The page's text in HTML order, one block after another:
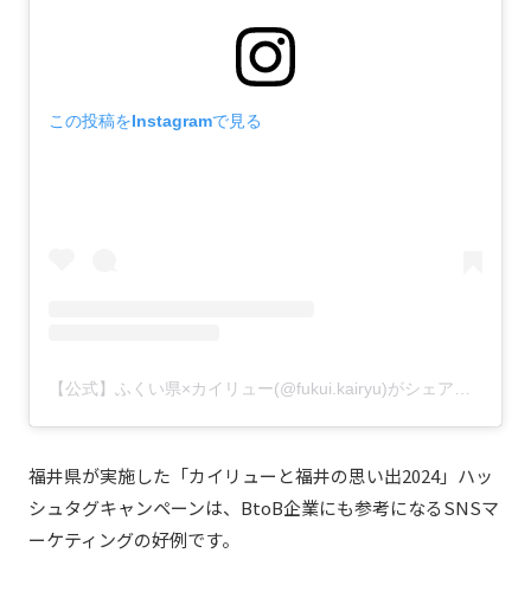
この投稿をInstagramで見る
【公式】ふくい県×カイリュー(@fukui.kairyu)がシェアした投稿
福井県が実施した「カイリューと福井の思い出2024」ハッ
シュタグキャンペーンは、BtoB企業にも参考になるSNSマ
ーケティングの好例です。